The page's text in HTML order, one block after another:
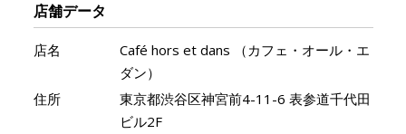
店舗データ
店名
Café hors et dans （カフェ・オール・エ
ダン）
住所
東京都渋谷区神宮前4-11-6 表参道千代田
ビル2F